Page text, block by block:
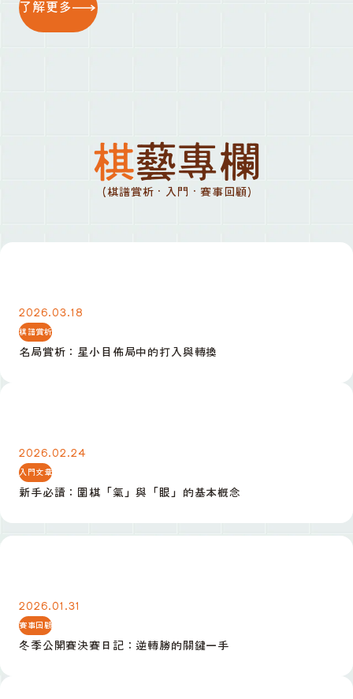
了解更多
棋藝專欄
(棋譜賞析 · 入門 · 賽事回顧)
2026.03.18
棋譜賞析
名局賞析：星小目佈局中的打入與轉換
2026.02.24
入門文章
新手必讀：圍棋「氣」與「眼」的基本概念
2026.01.31
賽事回顧
冬季公開賽決賽日記：逆轉勝的關鍵一手